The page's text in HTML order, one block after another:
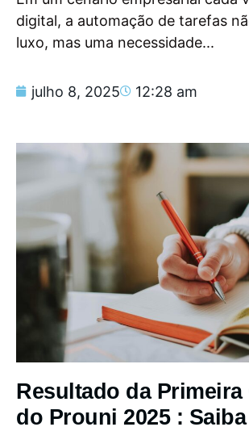
digital, a automação de tarefas
luxo, mas uma necessidade...
julho 8, 2025 12:28 am
Resultado da Primeira
do Prouni 2025 :